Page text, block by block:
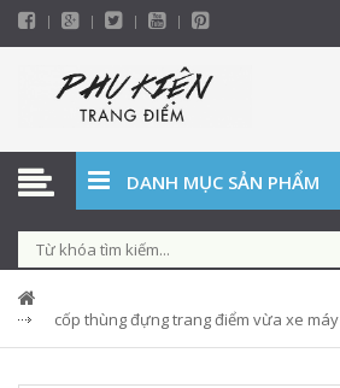
DANH MỤC SẢN PHẨM
cốp thùng đựng trang điểm vừa xe máy